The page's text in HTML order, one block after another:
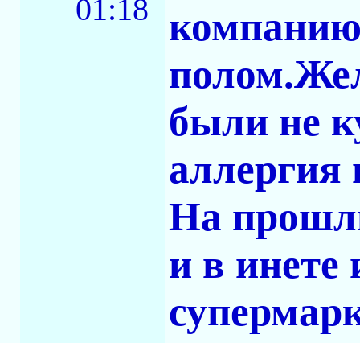
01:18
были не
аллергия
На
и в инете